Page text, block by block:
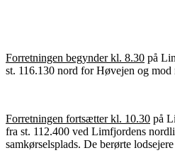
Forretningen begynder kl. 8.30 på
st. 116.130 nord for Høvejen og
Forretningen fortsætter kl. 10.30 på
fra st. 112.400 ved Limfjordens
samkørselsplads. De berørte